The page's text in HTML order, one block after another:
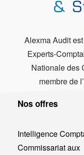
Alexma Audit
Experts-
Nationale des
membre de
Nos offres
Intelligence
Commissariat aux